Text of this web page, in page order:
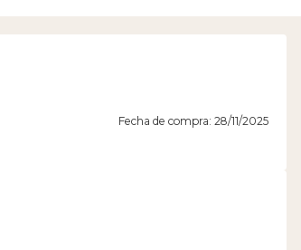
Fecha de compra: 28/11/2025